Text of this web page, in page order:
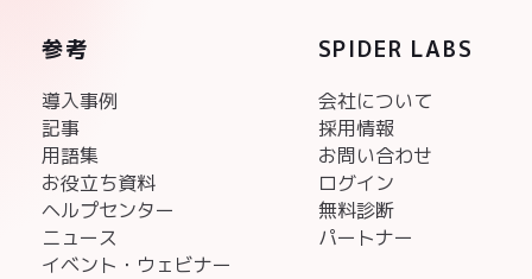
参考
導入事例
記事
用語集
お役立ち資料
ヘルプセンター
ニュース
イベント・ウェビナー
SPIDER LABS
会社について
採用情報
お問い合わせ
ログイン
無料診断
パートナー